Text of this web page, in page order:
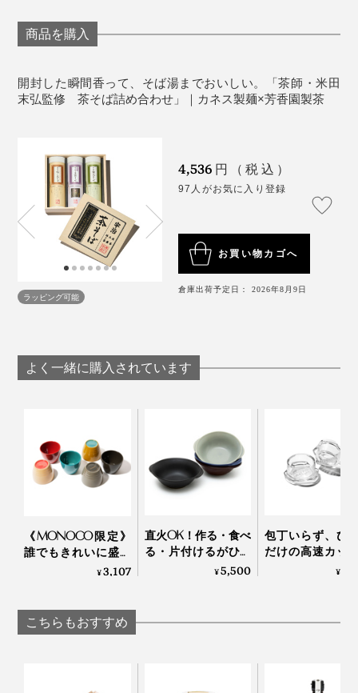
京都に自社の茶畑を持つ「芳香園製茶」でお茶の生産・
加工に携わる茶師の米田氏が、製麺会社とコラボ。茶そ
玉露
栽培時に、茶樹に覆いを掛け日光を遮る「被覆（ひふ
く）」を、20日間以上行って育てられ、収穫後「蒸し
「被覆」することにより渋味成分が少なく、甘みとコク
のある味わいが特徴。香りも豊かです。
「玉露そば」には、茶葉を形が残る程度の細かさにして
混ぜ、玉露の風味を生かしています。
商品を購入
開封した瞬間香って、そば湯までおいしい。「茶師・米田
末弘監修 茶そば詰め合わせ」｜カネス製麺×芳香園製茶
ラッピング可能
4,536 円（税込）
97人がお気に入り登録
お買い物カゴへ
倉庫出荷予定日： 2026年8月9日
よく一緒に購入されています
《MONOCO限定》
誰でもきれいに盛り
付けができる、漆の
の老舗がつくる「色
漆のそば猪口」｜ 漆
¥3,107
直火OK！作る・食べ
る・片付けるがひと
つで完結する「器 兼
¥5,500
包丁いらず、ひ
だけの高速カッ
生姜やパセリに
¥
こちらもおすすめ